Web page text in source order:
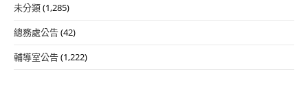
未分類(1,285)
總務處公告(42)
輔導室公告(1,222)